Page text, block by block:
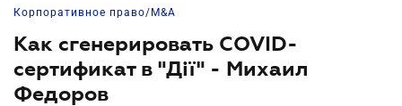
Корпоративное право/M&A
Как сгенерировать COVID-
сертификат в "Дії" - Михаил
Федоров